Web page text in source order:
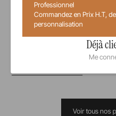
Voir tous nos
Professionnel
Commandez en Prix H.T,
personnalisation
Déjà
Me